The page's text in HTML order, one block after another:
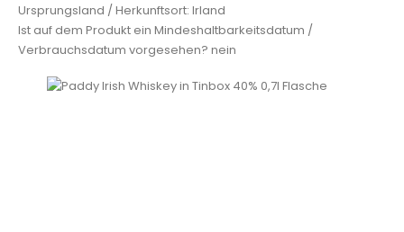
Ursprungsland / Herkunftsort: Irland
Ist auf dem Produkt ein Mindeshaltbarkeitsdatum /
Verbrauchsdatum vorgesehen? nein